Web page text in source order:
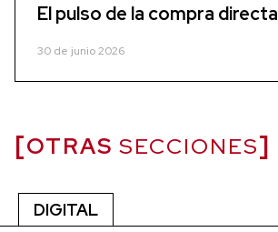
El pulso de la compra directa
30 de junio 2026
OTRAS SECCIONES
DIGITAL